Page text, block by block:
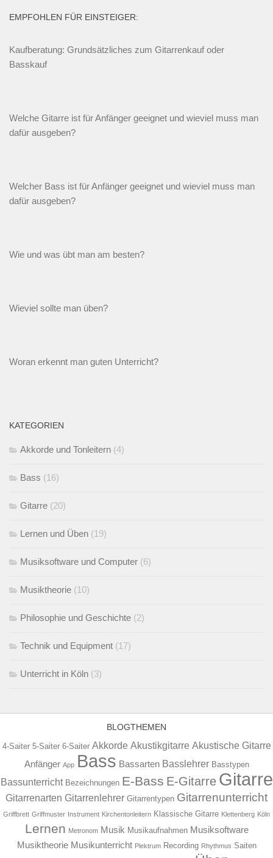
EMPFOHLEN FÜR EINSTEIGER:
Kaufberatung: Grundsätzliches zum Gitarrenkauf oder
Basskauf
Welche Gitarre ist für Anfänger geeignet und wieviel muss man
dafür ausgeben?
Welcher Bass ist für Anfänger geeignet und wieviel muss man
dafür ausgeben?
Wie und was übt man am besten?
Wieviel sollte man üben?
Woran erkennt man guten Unterricht?
KATEGORIEN
Akkorde und Tonleitern (4)
Bass (16)
Gitarre (20)
Lernen und Üben (19)
Musiksoftware und Computer (6)
Musiktheorie (10)
Philosophie und Geschichte (2)
Technik und Equipment (17)
Unterricht in Köln (3)
BLOGTHEMEN
4-Saiter 5-Saiter 6-Saiter Akkorde Akustikgitarre Akustische Gitarre
Anfänger App Bass Bassarten Basslehrer Basstypen
Bassunterricht Bezeichnungen E-Bass E-Gitarre Gitarre
Gitarrenarten Gitarrenlehrer Gitarrentypen Gitarrenunterricht
Griffbrett Griffmuster Instrument Kirchentonleitern Klassische Gitarre Klettenberg Köln
Lernen Metronom Musik Musikaufnahmen Musiksoftware
Musiktheorie Musikunterricht Plektrum Recording Rhythmus Saiten